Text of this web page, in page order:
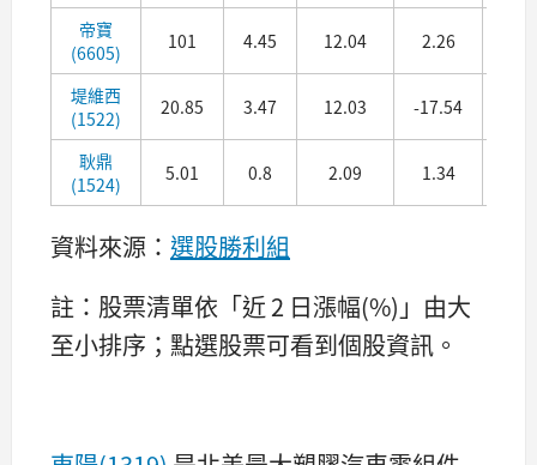
帝寶
(6605)
101 4.45 12.04 2.26
堤維西
(1522)
20.85 3.47 12.03 -17.54
耿鼎
(1524)
5.01 0.8 2.09 1.34
資料來源： 選股勝利組
註：股票清單依「近 2 日漲幅(%)」由大
至小排序；點選股票可看到個股資訊。